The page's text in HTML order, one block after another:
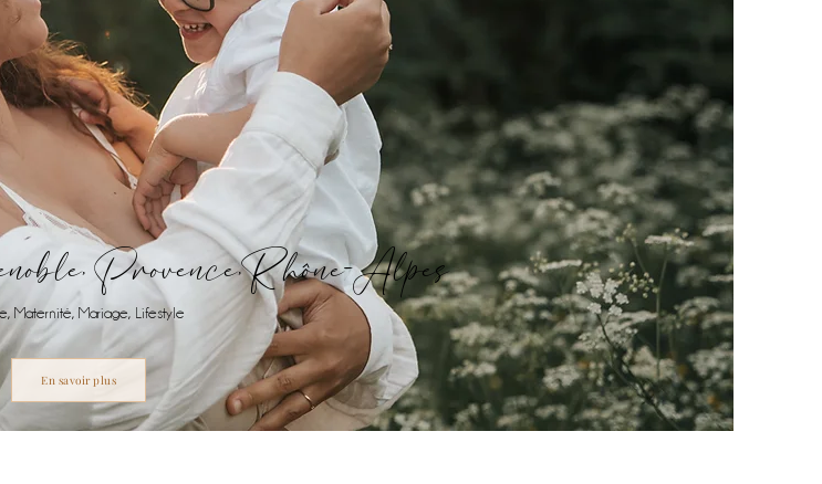
Provence,Rhône-Alpes
En savoir plus
Maternité, Mariage, Lifestyle